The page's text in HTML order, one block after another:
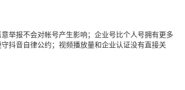
举报不会对帐号产生影响；企业号比个人号拥有更多
抖音自律公约；视频播放量和企业认证没有直接关